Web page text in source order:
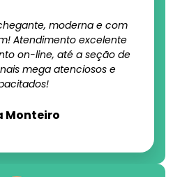
moderna e com
Atendimento excelente
on-line, até a seção de
mega atenciosos e
Monteiro